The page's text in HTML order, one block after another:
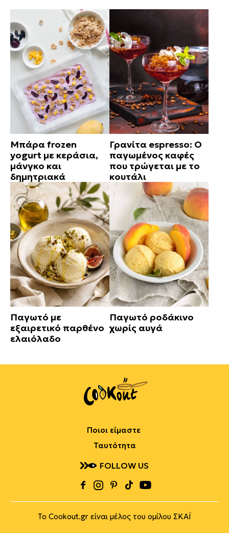
Μπάρα frozen
yogurt με κεράσια,
μάνγκο και
δημητριακά
Γρανίτα espresso: Ο
παγωμένος καφές
που τρώγεται με το
κουτάλι
Παγωτό με
εξαιρετικό παρθένο
ελαιόλαδο
Παγωτό ροδάκινο
χωρίς αυγά
Ποιοι είμαστε
Ταυτότητα
FOLLOW US
Το Cookout.gr είναι μέλος του ομίλου ΣΚΑΪ